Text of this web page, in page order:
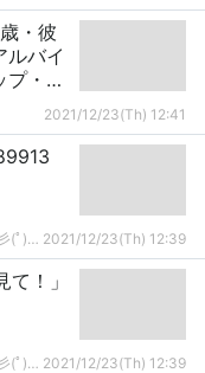
・彼
ルバイ
プ・美
・ハ2021/12/23(Th) 12:41
彡(ﾟ)(ﾟ)好奇心をくすぐるまとめチャンネル彡(ﾟ)(ﾟ) 2021/12/23(Th) 12:39
！」
彡(ﾟ)(ﾟ)好奇心をくすぐるまとめチャンネル彡(ﾟ)(ﾟ) 2021/12/23(Th) 12:39